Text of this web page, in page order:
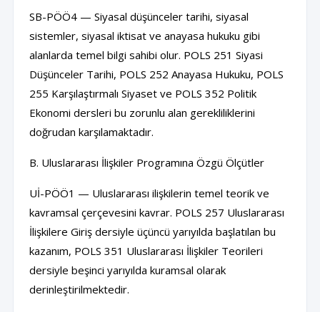
SB-PÖÖ4 — Siyasal düşünceler tarihi, siyasal
sistemler, siyasal iktisat ve anayasa hukuku gibi
alanlarda temel bilgi sahibi olur. POLS 251 Siyasi
Düşünceler Tarihi, POLS 252 Anayasa Hukuku, POLS
255 Karşılaştırmalı Siyaset ve POLS 352 Politik
Ekonomi dersleri bu zorunlu alan gerekliliklerini
doğrudan karşılamaktadır.
B. Uluslararası İlişkiler Programına Özgü Ölçütler
Uİ-PÖÖ1 — Uluslararası ilişkilerin temel teorik ve
kavramsal çerçevesini kavrar. POLS 257 Uluslararası
İlişkilere Giriş dersiyle üçüncü yarıyılda başlatılan bu
kazanım, POLS 351 Uluslararası İlişkiler Teorileri
dersiyle beşinci yarıyılda kuramsal olarak
derinleştirilmektedir.